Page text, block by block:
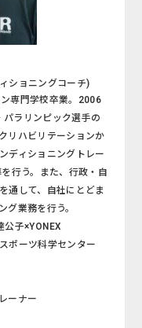
ショニングコーチ)
専門学校卒業。2006
ラリンピック選手の
リハビリテーションか
ディショニングトレー
行う。また、行政・自
通して、自社にとどま
グ業務を行う。
子×YONEX
ポーツ科学センター
ーナー